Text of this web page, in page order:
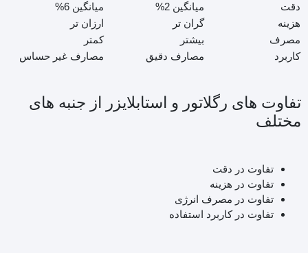
دقت
میانگین 2%
میانگین 6%
هزینه
گران تر
ارزان تر
مصرف
بیشتر
کمتر
کاربرد
مصارف دقیق مصارف غیر حساس
تفاوت های رگلاتور و استابلایزر از جنبه های
مختلف
تفاوت در دقت
تفاوت در هزینه
تفاوت در مصرف انرژی
تفاوت در کاربرد استفاده